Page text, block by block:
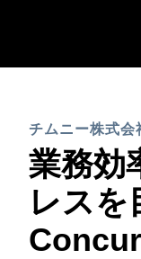
チムニー株式会
業務効
レスを